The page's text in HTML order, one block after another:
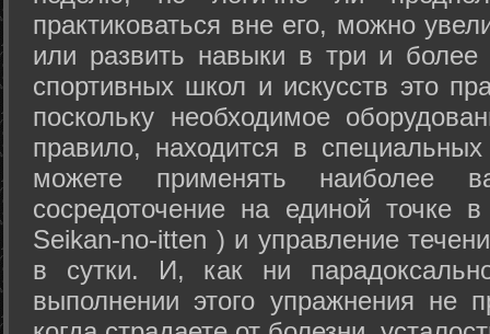
практиковаться вне его, можно
или развить навыки в три и
спортивных школ и искусств это
поскольку необходимое
правило, находится в
можете применять наиболее
сосредоточение на единой точке
Seikan-­no-­itten ) и управление
в сутки. И, как ни
выполнении этого упражнения не